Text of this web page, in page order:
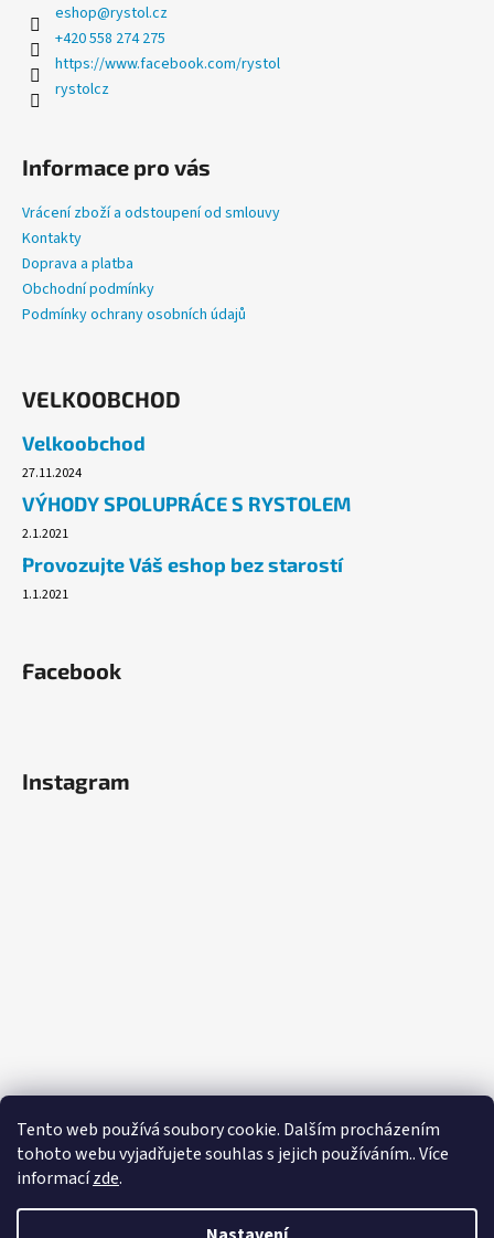
Tento web používá soubory cookie. Dalším procházením
tohoto webu vyjadřujete souhlas s jejich používáním.. Více
informacízde.
eshop@rystol.cz
+420 558 274 275
https://www.facebook.com/rystol
rystolcz
Informace pro vás
Vrácení zboží a odstoupení od smlouvy
Kontakty
Doprava a platba
Obchodní podmínky
Podmínky ochrany osobních údajů
VELKOOBCHOD
Velkoobchod
27.11.2024
VÝHODY SPOLUPRÁCE S RYSTOLEM
2.1.2021
Provozujte Váš eshop bez starostí
1.1.2021
Facebook
Instagram
Vytvořil Shoptet